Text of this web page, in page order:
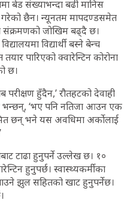
बेड संख्याभन्दा बढी मानिस
छैन। न्यूनतम मापदण्डसमेत
संक्रमणको जोखिम बढ्दै छ।
विद्यार्थी बस्ने बेन्च
पारिएको क्वारेन्टिन कोरोना
छ।
परीक्षण हुँदैन,’ रौतहटको देवाही
भन्छन्, ‘भए पनि नतिजा आउन एक
छन् भने यस अवधिमा अर्कोलाई
टाढा हुनुपर्ने उल्लेख छ। १०
हुनुपर्छ। स्वास्थ्यकर्मीका
झुल सहितको खाट हुनुपर्नेछ।